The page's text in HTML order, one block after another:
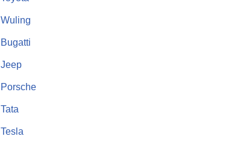
Wuling
Bugatti
Jeep
Porsche
Tata
Tesla